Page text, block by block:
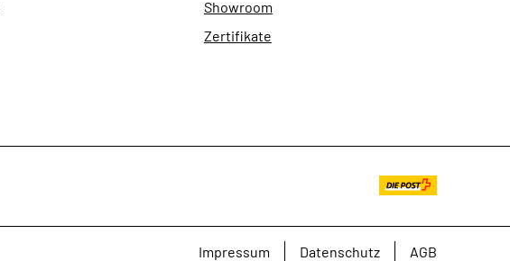
Showroom
Zertifikate
Impressum Datenschutz AGB